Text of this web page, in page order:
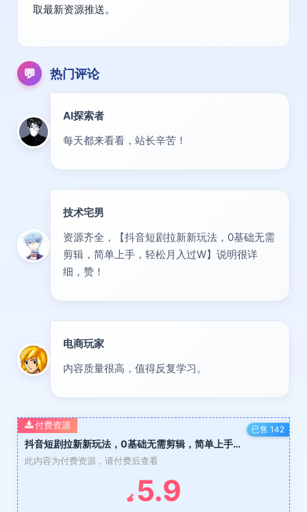
取最新资源推送。
💬 热门评论
AI探索者
每天都来看看，站长辛苦！
技术宅男
资源齐全，【抖音短剧拉新新玩法，0基础无需
剪辑，简单上手，轻松月入过W】说明很详
细，赞！
电商玩家
内容质量很高，值得反复学习。
抖音短剧拉新新玩法，0基础无需剪辑，简单上手，轻松月入过W
此内容为付费资源，请付费后查看
🍎 5.9
付费资源 已售 142